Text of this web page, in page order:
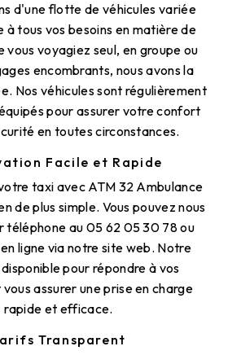
d'une flotte de véhicules variée
à tous vos besoins en matière de
vous voyagiez seul, en groupe ou
encombrants, nous avons la
Nos véhicules sont régulièrement
pour assurer votre confort
en toutes circonstances.
Facile et Rapide
taxi avec ATM 32 Ambulance
de plus simple. Vous pouvez nous
téléphone au 05 62 05 30 78 ou
ligne via notre site web. Notre
pour répondre à vos
assurer une prise en charge
rapide et efficace.
Transparent